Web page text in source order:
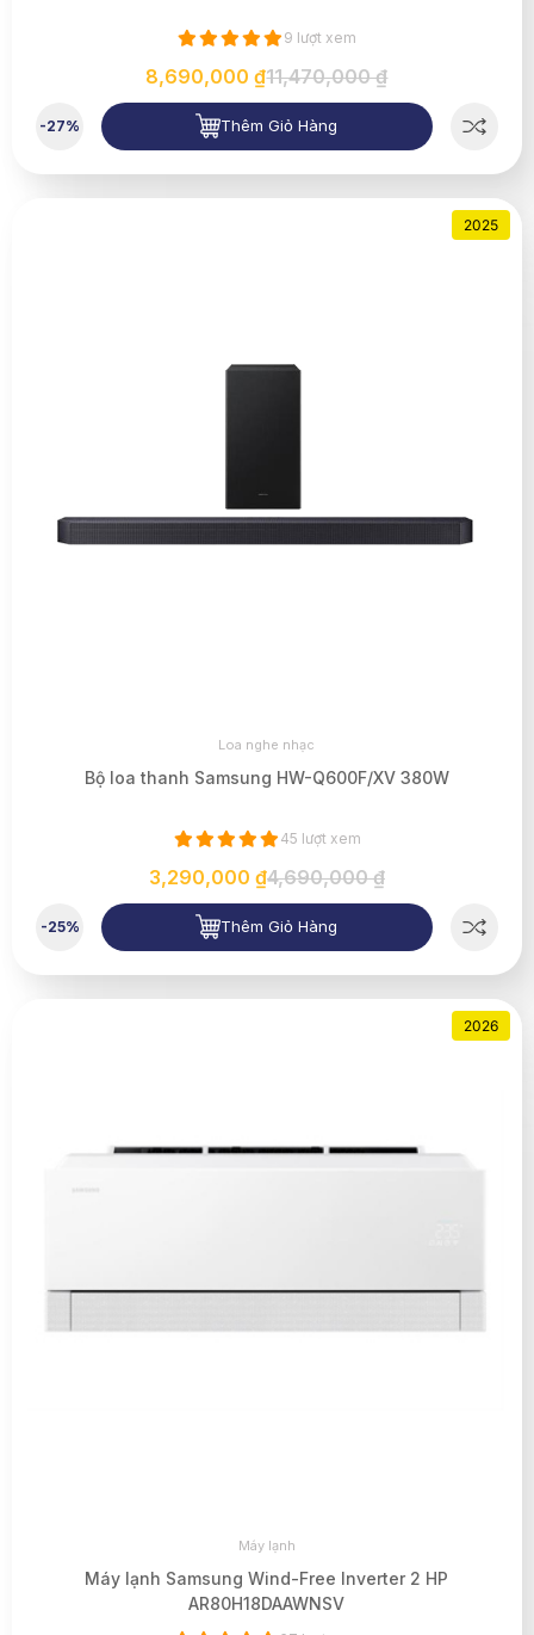
9 lượt xem
8,690,000 ₫11,470,000 ₫
-27% Thêm Giỏ Hàng
2025
Loa nghe nhạc
Bộ loa thanh Samsung HW-Q600F/XV 380W
45 lượt xem
3,290,000 ₫4,690,000 ₫
-25% Thêm Giỏ Hàng
2026
Máy lạnh
Máy lạnh Samsung Wind-Free Inverter 2 HP
AR80H18DAAWNSV